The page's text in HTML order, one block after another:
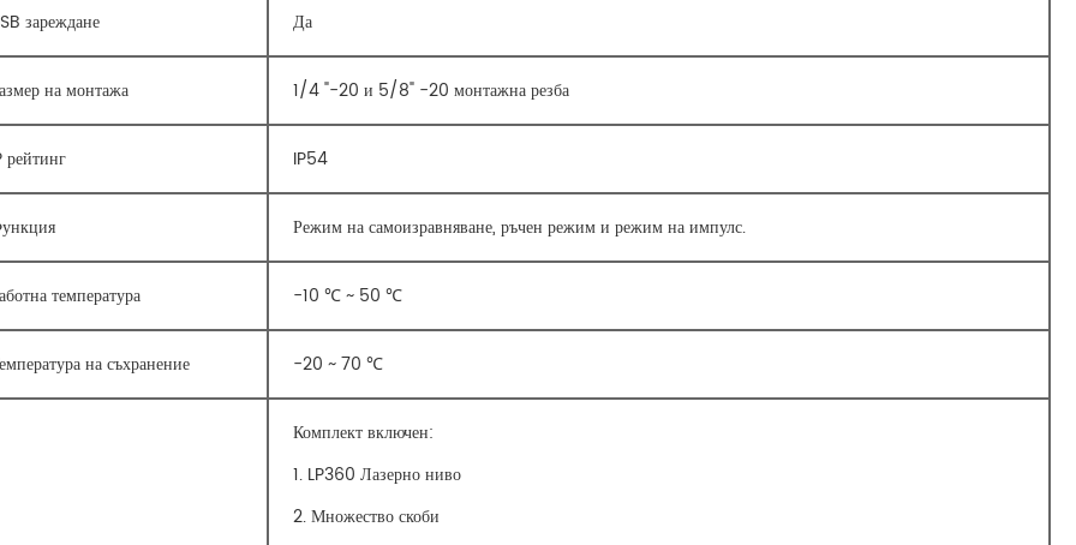
зареждане Да
на монтажа 1/4 "-20 и 5/8" -20 монтажна резба
рейтинг IP54
Режим на самоизравняване, ръчен режим и режим на импулс.
температура -10 ℃ ~ 50 ℃
на съхранение -20 ~ 70 ℃
Комплект включен:
1. LP360 Лазерно ниво
2. Множество скоби